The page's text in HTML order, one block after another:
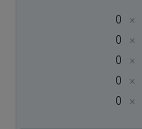
0
×
0
×
0
×
0
×
0
×